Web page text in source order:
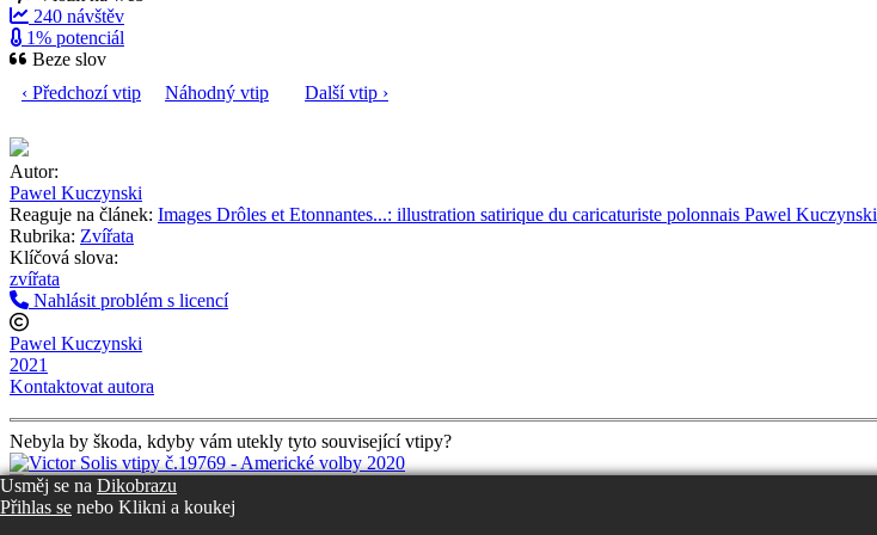
240 návštěv
1% potenciál
Beze slov
‹ Předchozí vtip
Náhodný vtip Další vtip ›
Autor:
Pawel Kuczynski
Reaguje na článek: Images Drôles et Etonnantes...: illustration satirique du caricaturiste polonnais Pawel Kuczynski
Rubrika: Zvířata
Klíčová slova:
zvířata
Nahlásit problém s licencí
Pawel Kuczynski
2021
Kontaktovat autora
Nebyla by škoda, kdyby vám utekly tyto související vtipy?
Usměj se na Dikobrazu
Přihlas se nebo Klikni a koukej